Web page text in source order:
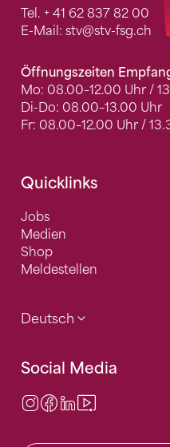
Tel. + 41 62 837 82 00
E-Mail: stv@stv-fsg.ch
Öffnungszeiten
Mo: 08.00–12.00 Uhr /
Di-Do: 08.00–13.00 Uhr
Fr: 08.00–12.00 Uhr /
Quicklinks
Jobs
Medien
Shop
Meldestellen
Deutsch
Social Media
Instagram
Facebook
LinkedIn